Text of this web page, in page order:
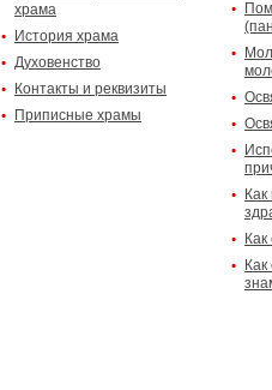
храма
История храма
Духовенство
Контакты и реквизиты
Приписные храмы
Как